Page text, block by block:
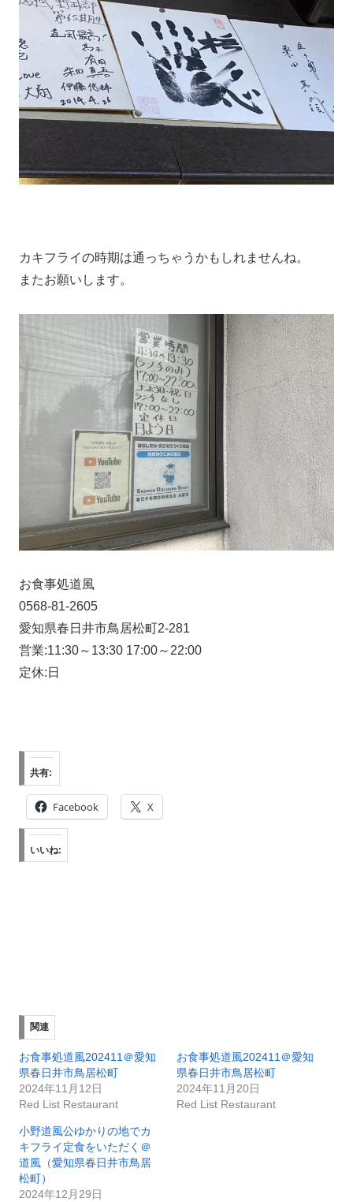
カキフライの時期は通っちゃうかもしれませんね。
またお願いします。
お食事処道風
0568-81-2605
愛知県春日井市鳥居松町2-281
営業:11:30～13:30 17:00～22:00
定休:日
共有:
Facebook X
いいね:
関連
お食事処道風202411＠愛知
県春日井市鳥居松町
2024年11月12日
Red List Restaurant
お食事処道風202411＠愛知
県春日井市鳥居松町
2024年11月20日
Red List Restaurant
小野道風公ゆかりの地でカ
キフライ定食をいただく＠
道風（愛知県春日井市鳥居
松町）
2024年12月29日